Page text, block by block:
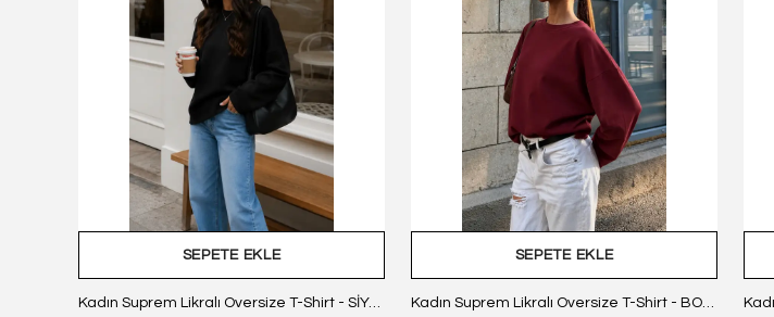
SEPETE EKLE
Kadın Suprem Likralı Oversize T-Shirt - SİYAH
SEPETE EKLE
Kadın Suprem Likralı Oversize T-Shirt - BORDO